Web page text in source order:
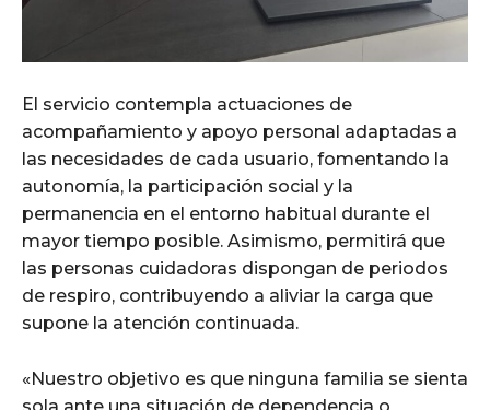
El servicio contempla actuaciones de
acompañamiento y apoyo personal adaptadas a
las necesidades de cada usuario, fomentando la
autonomía, la participación social y la
permanencia en el entorno habitual durante el
mayor tiempo posible. Asimismo, permitirá que
las personas cuidadoras dispongan de periodos
de respiro, contribuyendo a aliviar la carga que
supone la atención continuada.
«Nuestro objetivo es que ninguna familia se sienta